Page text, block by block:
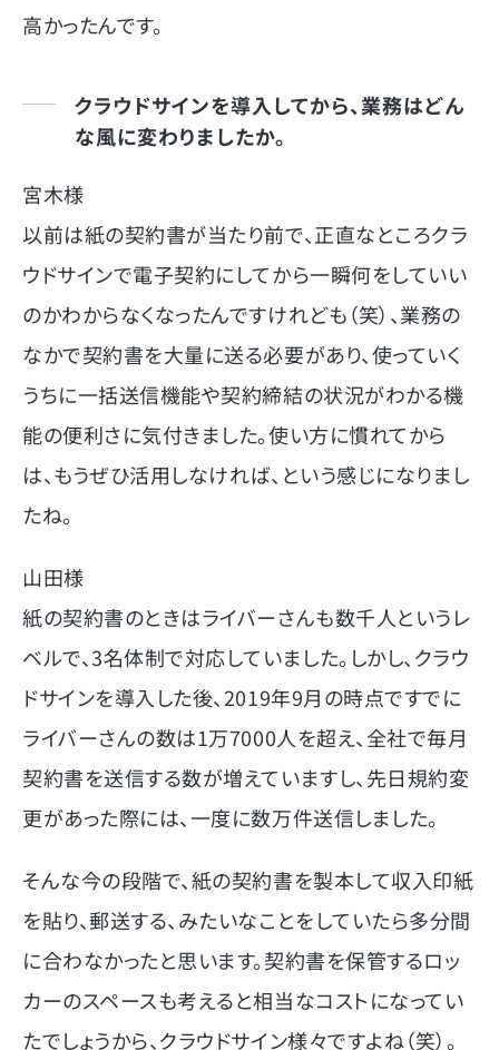
高かったんです。
クラウドサインを導入してから、業務はどん
な風に変わりましたか。
宮木様
以前は紙の契約書が当たり前で、正直なところクラ
ウドサインで電子契約にしてから一瞬何をしていい
のかわからなくなったんですけれども（笑）、業務の
なかで契約書を大量に送る必要があり、使っていく
うちに一括送信機能や契約締結の状況がわかる機
能の便利さに気付きました。使い方に慣れてから
は、もうぜひ活用しなければ、という感じになりまし
たね。
山田様
紙の契約書のときはライバーさんも数千人というレ
ベルで、3名体制で対応していました。しかし、クラウ
ドサインを導入した後、2019年9月の時点ですでに
ライバーさんの数は1万7000人を超え、全社で毎月
契約書を送信する数が増えていますし、先日規約変
更があった際には、一度に数万件送信しました。
そんな今の段階で、紙の契約書を製本して収入印紙
を貼り、郵送する、みたいなことをしていたら多分間
に合わなかったと思います。契約書を保管するロッ
カーのスペースも考えると相当なコストになってい
たでしょうから、クラウドサイン様々ですよね（笑）。